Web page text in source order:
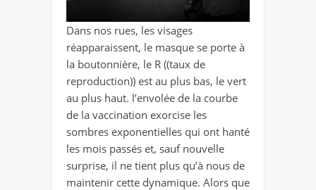
Dans nos rues, les visages
réapparaissent, le masque se porte à
la boutonnière, le R ((taux de
reproduction)) est au plus bas, le vert
au plus haut. l’envolée de la courbe
de la vaccination exorcise les
sombres exponentielles qui ont hanté
les mois passés et, sauf nouvelle
surprise, il ne tient plus qu’à nous de
maintenir cette dynamique. Alors que